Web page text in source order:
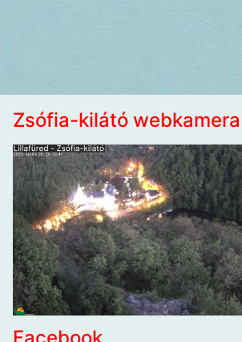
Zsófia-kilátó webkamera
Facebook